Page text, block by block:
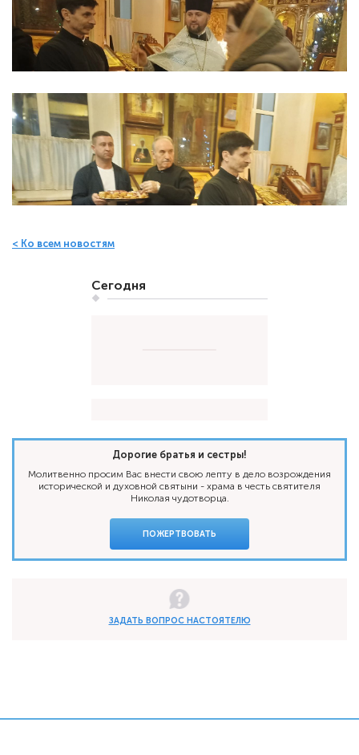
< Ко всем новостям
Сегодня
Дорогие братья и сестры!
Молитвенно просим Вас внести свою лепту в дело возрождения
исторической и духовной святыни - храма в честь святителя
Николая чудотворца.
ПОЖЕРТВОВАТЬ
ЗАДАТЬ ВОПРОС НАСТОЯТЕЛЮ